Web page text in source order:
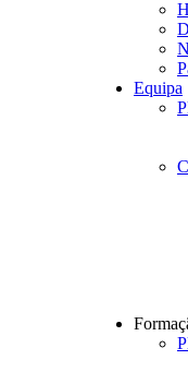
Equipa